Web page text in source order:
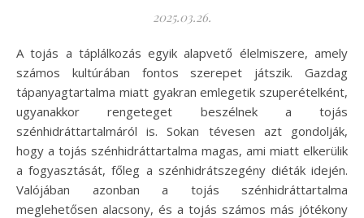
2025.03.26.
A tojás a táplálkozás egyik alapvető élelmiszere, amely
számos kultúrában fontos szerepet játszik. Gazdag
tápanyagtartalma miatt gyakran emlegetik szuperételként,
ugyanakkor rengeteget beszélnek a tojás
szénhidráttartalmáról is. Sokan tévesen azt gondolják,
hogy a tojás szénhidráttartalma magas, ami miatt elkerülik
a fogyasztását, főleg a szénhidrátszegény diéták idején.
Valójában azonban a tojás szénhidráttartalma
meglehetősen alacsony, és a tojás számos más jótékony